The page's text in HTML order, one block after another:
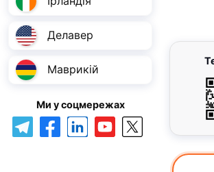
Делавер
Маврикій
Ми у соцмережах